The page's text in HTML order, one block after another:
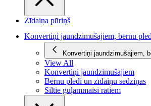
Zīdaiņa pūriņš
Konvertiņi jaundzimušajiem, bērnu
Konvertiņi jaundzimušajiem,
View All
Konvertiņi jaundzimušajiem
Bērnu pledi un zīdaiņu sedziņas
Siltie guļammaisi ratiem